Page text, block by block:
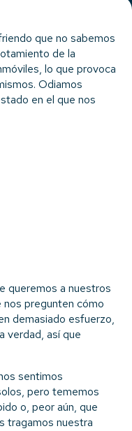
que no sabemos
de la
lo que provoca
Odiamos
en el que nos
queremos a nuestros
pregunten cómo
demasiado esfuerzo,
verdad, así que
sentimos
pero tememos
o, peor aún, que
tragamos nuestra